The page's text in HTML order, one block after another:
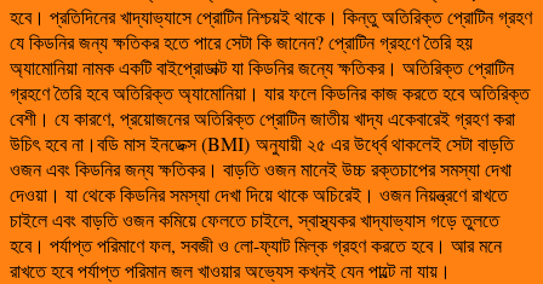
হবে। প্রতিদিনের খাদ্যাভ্যাসে প্রোটিন নিশ্চয়ই থাকে। কিন্তু অতিরিক্ত প্রোটিন গ্রহণ
যে কিডনির জন্য ক্ষতিকর হতে পারে সেটা কি জানেন? প্রোটিন গ্রহণে তৈরি হয়
অ্যামোনিয়া নামক একটি বাইপ্রোডাক্ট যা কিডনির জন্যে ক্ষতিকর। অতিরিক্ত প্রোটিন
গ্রহণে তৈরি হবে অতিরিক্ত অ্যামোনিয়া। যার ফলে কিডনির কাজ করতে হবে অতিরিক্ত
বেশী। যে কারণে, প্রয়োজনের অতিরিক্ত প্রোটিন জাতীয় খাদ্য একেবারেই গ্রহণ করা
উচিৎ হবে না।বডি মাস ইনডেক্স (BMI) অনুযায়ী ২৫ এর উর্ধ্বে থাকলেই সেটা বাড়তি
ওজন এবং কিডনির জন্য ক্ষতিকর। বাড়তি ওজন মানেই উচ্চ রক্তচাপের সমস্যা দেখা
দেওয়া। যা থেকে কিডনির সমস্যা দেখা দিয়ে থাকে অচিরেই। ওজন নিয়ন্ত্রণে রাখতে
চাইলে এবং বাড়তি ওজন কমিয়ে ফেলতে চাইলে, স্বাস্থ্যকর খাদ্যাভ্যাস গড়ে তুলতে
হবে। পর্যাপ্ত পরিমাণে ফল, সবজী ও লো-ফ্যাট মিল্ক গ্রহণ করতে হবে। আর মনে
রাখতে হবে পর্যাপ্ত পরিমান জল খাওয়ার অভ্যেস কখনই যেন পাল্টে না যায়।